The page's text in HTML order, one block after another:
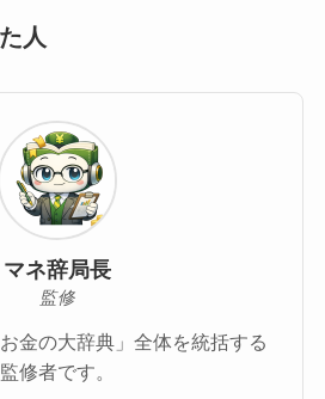
人
マネ辞局長
監修
金の大辞典」全体を統括する
監修者です。